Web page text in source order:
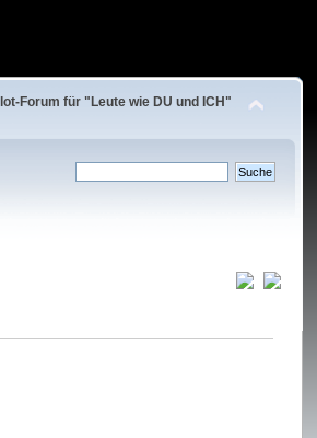
Forum für "Leute wie DU und ICH"